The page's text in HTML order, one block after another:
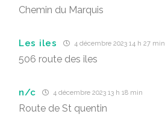
Chemin du Marquis
Les iles 4 décembre 2023 14 h 27 min
506 route des iles
n/c 4 décembre 2023 13 h 18 min
Route de St quentin